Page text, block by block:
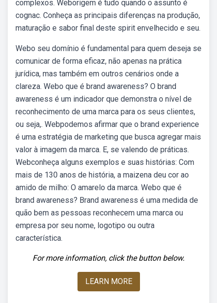
complexos. Weborigem é tudo quando o assunto é
cognac. Conheça as principais diferenças na produção,
maturação e sabor final deste spirit envelhecido e seu.
Webo seu domínio é fundamental para quem deseja se
comunicar de forma eficaz, não apenas na prática
jurídica, mas também em outros cenários onde a
clareza. Webo que é brand awareness? O brand
awareness é um indicador que demonstra o nível de
reconhecimento de uma marca para os seus clientes,
ou seja,. Webpodemos afirmar que o brand experience
é uma estratégia de marketing que busca agregar mais
valor à imagem da marca. E, se valendo de práticas.
Webconheça alguns exemplos e suas histórias: Com
mais de 130 anos de história, a maizena deu cor ao
amido de milho: O amarelo da marca. Webo que é
brand awareness? Brand awareness é uma medida de
quão bem as pessoas reconhecem uma marca ou
empresa por seu nome, logotipo ou outra
característica.
For more information, click the button below.
LEARN MORE